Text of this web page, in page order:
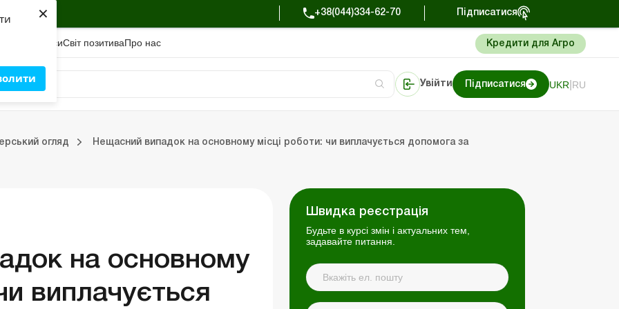
× +38(044)334-62-70 Підписатися
СервісиСвiт позитиваПро нас Кредити для Агро
Увійти Підписатися UKR RU
огляд
Нещасний випадок на основному місці роботи: чи виплачується допомога за
на основному
виплачується
Швидка реєстрація
Будьте в курсі змін і актуальних тем,
задавайте питання.